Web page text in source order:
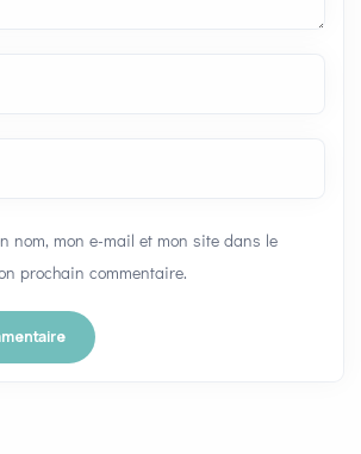
nom, mon e-mail et mon site dans le
prochain commentaire.